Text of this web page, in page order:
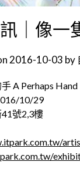
訊｜像
2016-10-03 by
A Perhaps Hand
10/29
號2,3樓